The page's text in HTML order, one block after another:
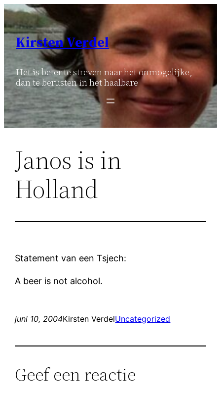
Ga
naar
inhoud
Kirsten Verdel
Het is beter te streven naar het onmogelijke,
dan te berusten in het haalbare
Janos is in
Holland
Statement van een Tsjech:
A beer is not alcohol.
juni 10, 2004Kirsten VerdelUncategorized
Geef een reactie